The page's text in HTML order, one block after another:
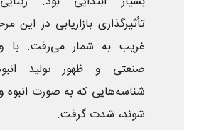
تأثیرگذاری بازاریابی در این
غریب به شمار می‌رفت. با
صنعتی و ظهور تولید
شناسه‌هایی که به صورت انبوه
شوند، شدت گرفت.